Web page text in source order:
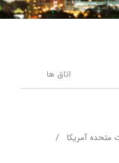
اتاق ها
متحده آمریکا